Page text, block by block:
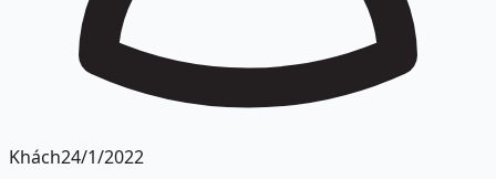
Khách24/1/2022